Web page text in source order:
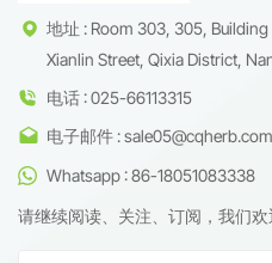
地址 : Room 303, 305, Building
Xianlin Street, Qixia District,
电话 : 025-66113315
电子邮件 : sale05@cqherb.com
Whatsapp : 86-18051083338
请继续阅读、关注、订阅，我们欢